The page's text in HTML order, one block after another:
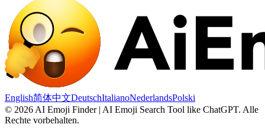
English简体中文DeutschItalianoNederlandsPolski
© 2026 AI Emoji Finder | AI Emoji Search Tool like ChatGPT. Alle
Rechte vorbehalten.